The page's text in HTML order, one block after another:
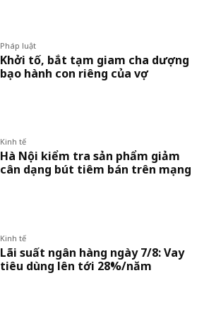
Pháp luật
Khởi tố, bắt tạm giam cha dượng
bạo hành con riêng của vợ
Kinh tế
Hà Nội kiểm tra sản phẩm giảm
cân dạng bút tiêm bán trên mạng
Kinh tế
Lãi suất ngân hàng ngày 7/8: Vay
tiêu dùng lên tới 28%/năm